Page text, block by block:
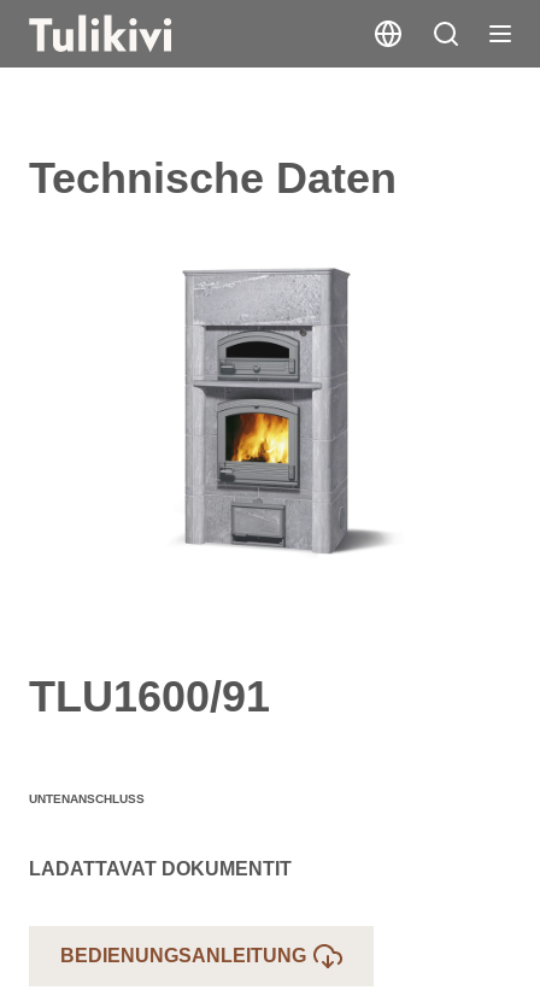
Technische Daten
TLU1600/91
UNTENANSCHLUSS
LADATTAVAT DOKUMENTIT
BEDIENUNGSANLEITUNG